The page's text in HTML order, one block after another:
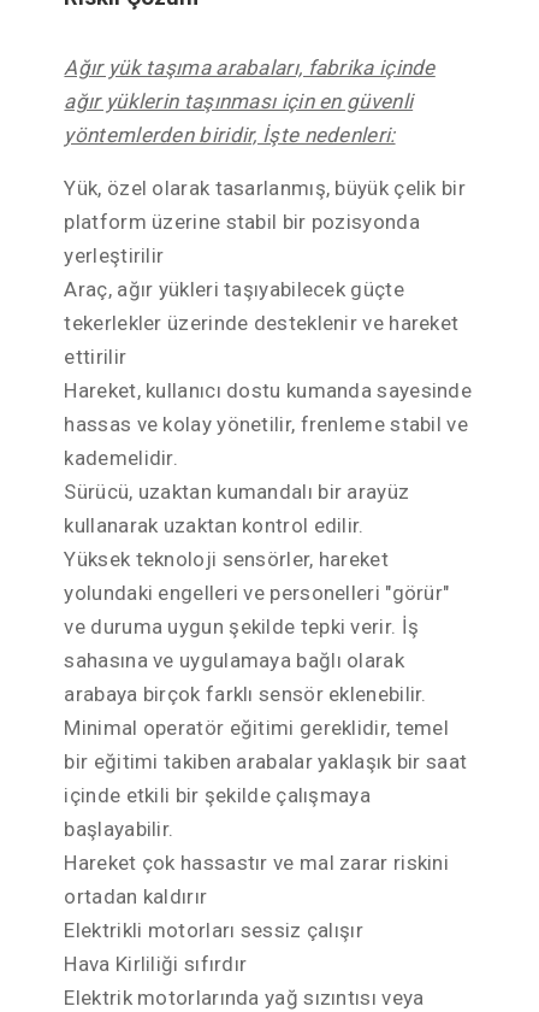
Ağır yük taşıma arabaları, fabrika içinde
ağır yüklerin taşınması için en güvenli
yöntemlerden biridir, İşte nedenleri:
Yük, özel olarak tasarlanmış, büyük çelik bir
platform üzerine stabil bir pozisyonda
yerleştirilir
Araç, ağır yükleri taşıyabilecek güçte
tekerlekler üzerinde desteklenir ve hareket
ettirilir
Hareket, kullanıcı dostu kumanda sayesinde
hassas ve kolay yönetilir, frenleme stabil ve
kademelidir.
Sürücü, uzaktan kumandalı bir arayüz
kullanarak uzaktan kontrol edilir.
Yüksek teknoloji sensörler, hareket
yolundaki engelleri ve personelleri "görür"
ve duruma uygun şekilde tepki verir. İş
sahasına ve uygulamaya bağlı olarak
arabaya birçok farklı sensör eklenebilir.
Minimal operatör eğitimi gereklidir, temel
bir eğitimi takiben arabalar yaklaşık bir saat
içinde etkili bir şekilde çalışmaya
başlayabilir.
Hareket çok hassastır ve mal zarar riskini
ortadan kaldırır
Elektrikli motorları sessiz çalışır
Hava Kirliliği sıfırdır
Elektrik motorlarında yağ sızıntısı veya